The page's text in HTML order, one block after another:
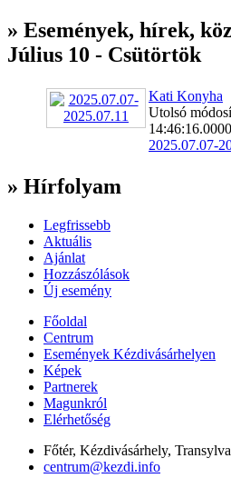
» Események, hírek,
Július 10 - Csütörtök
Kati Konyha
Utolsó
2025.07.07-
» Hírfolyam
Legfrissebb
Aktuális
Ajánlat
Hozzászólások
Új esemény
Főoldal
Centrum
Események Kézdivásárhelyen
Képek
Partnerek
Magunkról
Elérhetőség
Főtér, Kézdivásárhely,
centrum@kezdi.info